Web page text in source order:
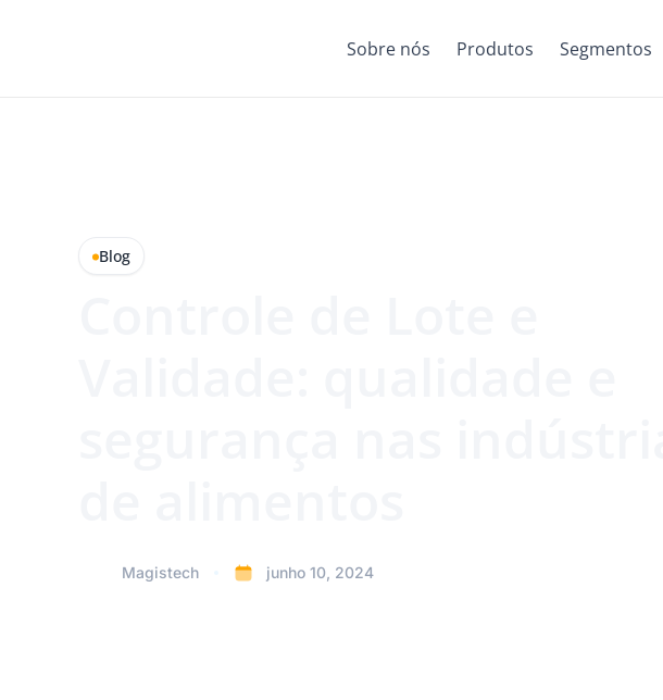
Sobre nós Produtos Segmentos
Blog
Magistech junho 10, 2024